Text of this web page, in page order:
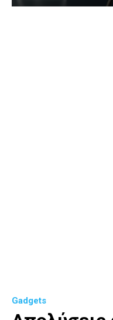
Gadgets